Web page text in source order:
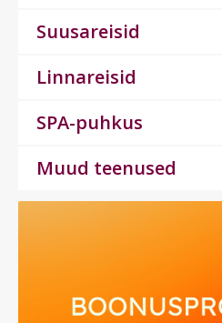
Suusareisid
Linnareisid
SPA-puhkus
Muud teenused